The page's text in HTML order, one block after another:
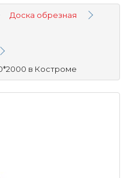
Доска обрезная
в Костроме